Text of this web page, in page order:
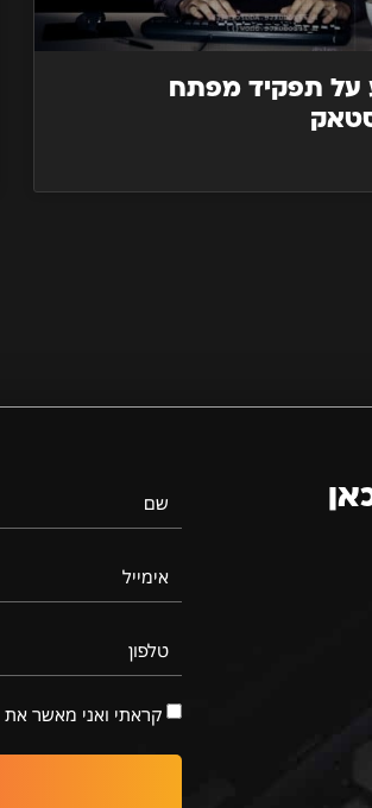
על תפקיד מפתח
שם
אימייל
טלפון
קראתי ואני מאשר את